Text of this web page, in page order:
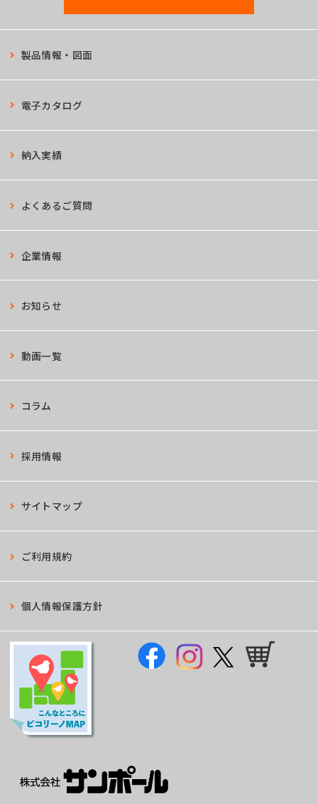
製品情報・図面
電子カタログ
納入実績
よくあるご質問
企業情報
お知らせ
動画一覧
コラム
採用情報
サイトマップ
ご利用規約
個人情報保護方針